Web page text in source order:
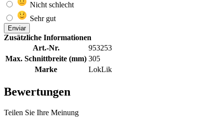
Nicht schlecht
Sehr gut
Enviar
Zusätzliche Informationen
Art.-Nr.
953253
Max. Schnittbreite (mm) 305
Marke
LokLik
Bewertungen
Teilen Sie Ihre Meinung